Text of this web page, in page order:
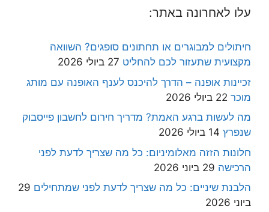
עלו לאחרונה באתר:
חיתולים למבוגרים או תחתונים סופגים? השוואה
מקצועית שתעזור לכם להחליט 27 ביולי 2026
זכיינות אופנה – הדרך להיכנס לענף האופנה עם מותג
מוכר 22 ביולי 2026
מה לעשות ברגע האמת? מדריך חירום לחשבון פייסבוק
שנפרץ 14 ביולי 2026
חלונות הזזה מאלומיניום: כל מה שצריך לדעת לפני
הרכישה 29 ביוני 2026
הלבנת שיניים: כל מה שצריך לדעת לפני שמתחילים 29
ביוני 2026